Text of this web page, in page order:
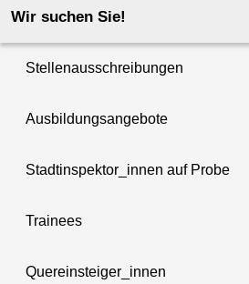
Wir suchen Sie!
Stellenausschreibungen
Ausbildungsangebote
Stadtinspektor_innen auf Probe
Trainees
Quereinsteiger_innen